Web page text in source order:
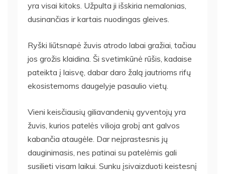
yra visai kitoks. Užpulta ji išskiria nemalonias,
dusinančias ir kartais nuodingas gleives.
Ryški liūtsnapė žuvis atrodo labai gražiai, tačiau
jos grožis klaidina. Ši svetimkūnė rūšis, kadaise
pateikta į laisvę, dabar daro žalą jautrioms rifų
ekosistemoms daugelyje pasaulio vietų.
Vieni keisčiausių giliavandenių gyventojų yra
žuvis, kurios patelės vilioja grobį ant galvos
kabančia ataugėle. Dar neįprastesnis jų
dauginimasis, nes patinai su patelėmis gali
susilieti visam laikui. Sunku įsivaizduoti keistesnį